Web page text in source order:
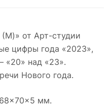
от Арт-студии
цифры года «2023»,
«20» над «23».
Нового года.
мм.